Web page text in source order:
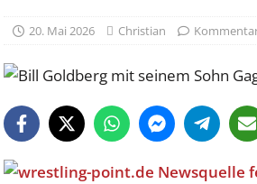
20. Mai 2026 Christian